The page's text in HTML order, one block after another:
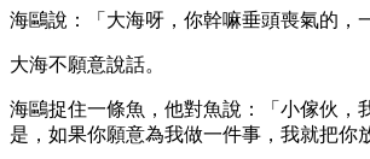
海鷗說：「大海呀，你幹嘛垂頭喪氣的，
大海不願意說話。
海鷗捉住一條魚，他對魚說：「小傢伙，
是，如果你願意為我做一件事，我就把你